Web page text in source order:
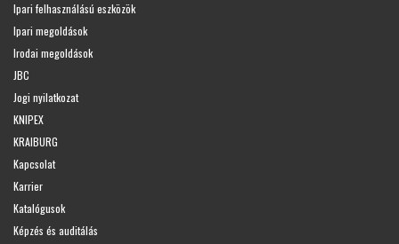
Ipari felhasználású eszközök
Ipari megoldások
Irodai megoldások
JBC
Jogi nyilatkozat
KNIPEX
KRAIBURG
Kapcsolat
Karrier
Katalógusok
Képzés és auditálás